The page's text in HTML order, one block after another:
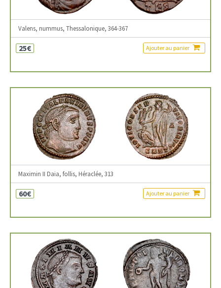
Valens, nummus, Thessalonique, 364-367
25€ Ajouter au panier
Maximin II Daia, follis, Héraclée, 313
60€ Ajouter au panier